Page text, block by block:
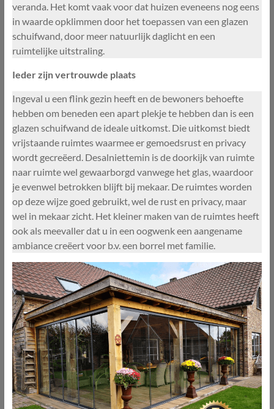
veranda. Het komt vaak voor dat huizen eveneens nog eens
in waarde opklimmen door het toepassen van een glazen
schuifwand, door meer natuurlijk daglicht en een
ruimtelijke uitstraling.
Ieder zijn vertrouwde plaats
Ingeval u een flink gezin heeft en de bewoners behoefte
hebben om beneden een apart plekje te hebben dan is een
glazen schuifwand de ideale uitkomst. Die uitkomst biedt
vrijstaande ruimtes waarmee er gemoedsrust en privacy
wordt gecreëerd. Desalniettemin is de doorkijk van ruimte
naar ruimte wel gewaarborgd vanwege het glas, waardoor
je evenwel betrokken blijft bij mekaar. De ruimtes worden
op deze wijze goed gebruikt, wel de rust en privacy, maar
wel in mekaar zicht. Het kleiner maken van de ruimtes heeft
ook als meevaller dat u in een oogwenk een aangename
ambiance creëert voor b.v. een borrel met familie.